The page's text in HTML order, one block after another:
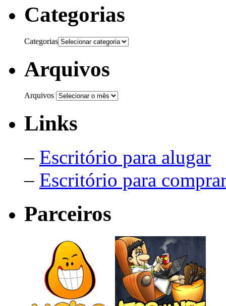
Categorias
Categorias
Arquivos
Arquivos
Links
– Escritório para alugar
– Escritório para
Parceiros